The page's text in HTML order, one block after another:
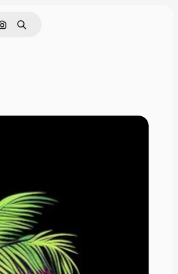
Hledat podle obrázku
Hledat